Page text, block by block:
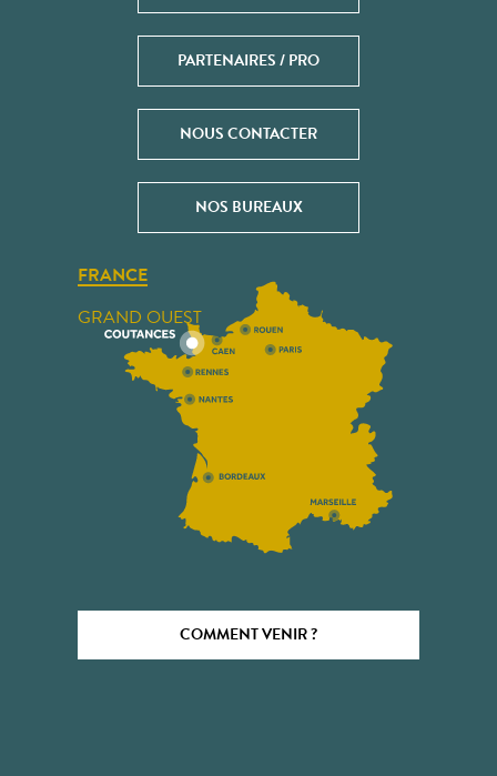
PARTENAIRES / PRO
NOUS CONTACTER
NOS BUREAUX
FRANCE
GRAND OUEST
COMMENT VENIR ?